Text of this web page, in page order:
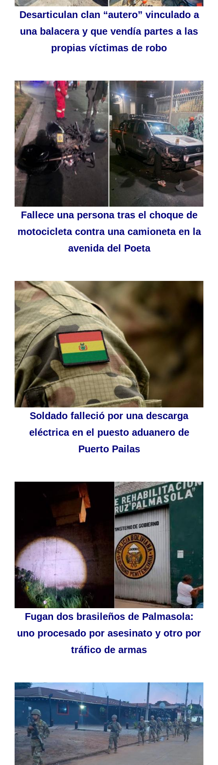
Desarticulan clan “autero” vinculado a
una balacera y que vendía partes a las
propias víctimas de robo
Fallece una persona tras el choque de
motocicleta contra una camioneta en la
avenida del Poeta
Soldado falleció por una descarga
eléctrica en el puesto aduanero de
Puerto Pailas
Fugan dos brasileños de Palmasola:
uno procesado por asesinato y otro por
tráfico de armas